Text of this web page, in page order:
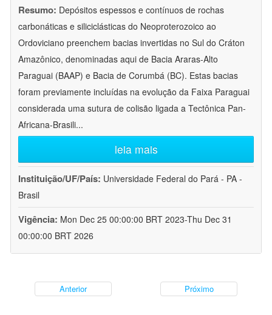
Resumo: Depósitos espessos e contínuos de rochas
carbonáticas e siliciclásticas do Neoproterozoico ao
Ordoviciano preenchem bacias invertidas no Sul do Cráton
Amazônico, denominadas aqui de Bacia Araras-Alto
Paraguai (BAAP) e Bacia de Corumbá (BC). Estas bacias
foram previamente incluídas na evolução da Faixa Paraguai
considerada uma sutura de colisão ligada a Tectônica Pan-
Africana-Brasili...
leia mais
Instituição/UF/País: Universidade Federal do Pará - PA -
Brasil
Vigência: Mon Dec 25 00:00:00 BRT 2023-Thu Dec 31
00:00:00 BRT 2026
Anterior Próximo